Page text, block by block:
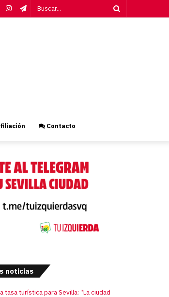
Telegram
Instagram
Contacto
noticias
tasa turística para Sevilla: “La ciudad